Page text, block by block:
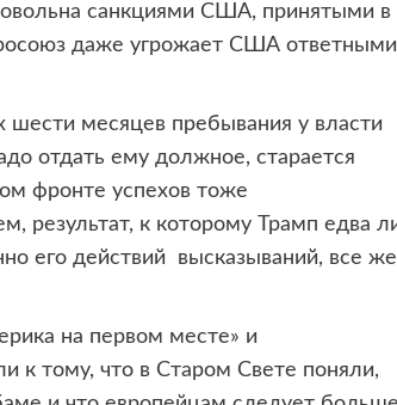
санкциями США, принятыми в
даже угрожает США ответными
шести месяцев пребывания у власти
отдать ему должное, старается
фронте успехов тоже
результат, к которому Трамп едва
его действий высказываний, все же
на первом месте» и
к тому, что в Старом Свете поняли,